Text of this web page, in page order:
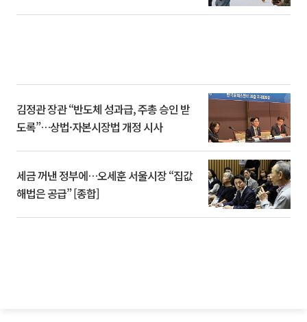
김정관 장관 “반도체 성과급, 주총 승인 받
도록”…상법·자본시장법 개정 시사
세금 꺼낸 정부에…오세훈 서울시장 “집값
해법은 공급” [종합]